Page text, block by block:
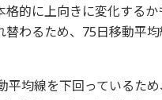
的に上向きに変化する
わるため、75日移動平
平均線を下回っているた